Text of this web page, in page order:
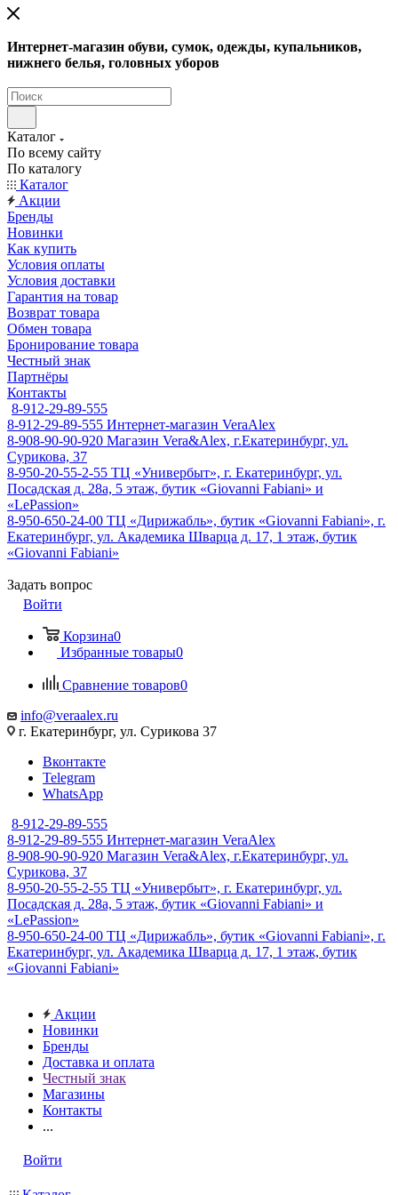
Интернет-магазин обуви, сумок, одежды, купальников,
нижнего белья, головных уборов
Каталог
По всему сайту
По каталогу
Каталог
Акции
Бренды
Новинки
Как купить
Условия оплаты
Условия доставки
Гарантия на товар
Возврат товара
Обмен товара
Бронирование товара
Честный знак
Партнёры
Контакты
8-912-29-89-555
8-912-29-89-555 Интернет-магазин VeraAlex
8-908-90-90-920 Магазин Vera&Alex, г.Екатеринбург, ул.
Сурикова, 37
8-950-20-55-2-55 ТЦ «Универбыт», г. Екатеринбург, ул.
Посадская д. 28а, 5 этаж, бутик «Giovanni Fabiani» и
«LePassion»
8-950-650-24-00 ТЦ «Дирижабль», бутик «Giovanni Fabiani», г.
Екатеринбург, ул. Академика Шварца д. 17, 1 этаж, бутик
«Giovanni Fabiani»
Задать вопрос
Войти
Корзина0
Избранные товары0
Сравнение товаров0
info@veraalex.ru
г. Екатеринбург, ул. Сурикова 37
Вконтакте
Telegram
WhatsApp
8-912-29-89-555
8-912-29-89-555 Интернет-магазин VeraAlex
8-908-90-90-920 Магазин Vera&Alex, г.Екатеринбург, ул.
Сурикова, 37
8-950-20-55-2-55 ТЦ «Универбыт», г. Екатеринбург, ул.
Посадская д. 28а, 5 этаж, бутик «Giovanni Fabiani» и
«LePassion»
8-950-650-24-00 ТЦ «Дирижабль», бутик «Giovanni Fabiani», г.
Екатеринбург, ул. Академика Шварца д. 17, 1 этаж, бутик
«Giovanni Fabiani»
Акции
Новинки
Бренды
Доставка и оплата
Честный знак
Магазины
Контакты
...
Войти